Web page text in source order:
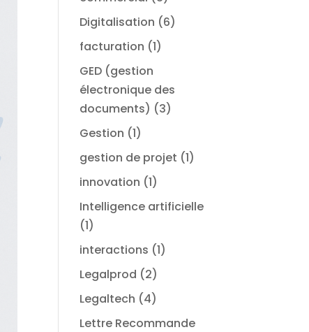
Digitalisation (6)
facturation (1)
GED (gestion
électronique des
documents) (3)
Gestion (1)
gestion de projet (1)
innovation (1)
Intelligence artificielle
(1)
interactions (1)
Legalprod (2)
Legaltech (4)
Lettre Recommande